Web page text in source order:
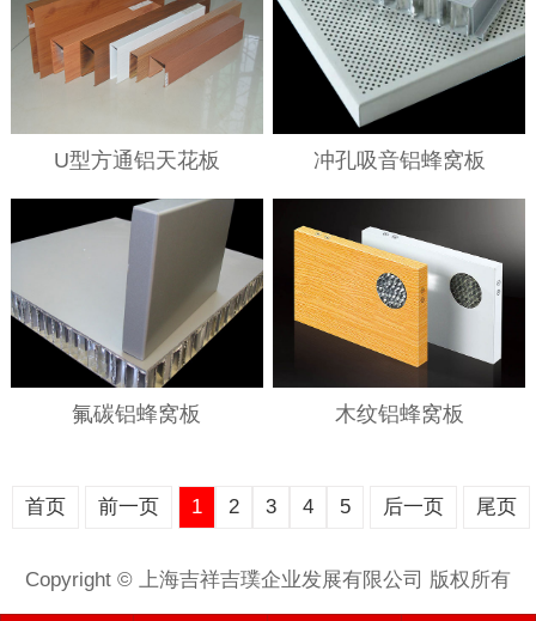
U型方通铝天花板 冲孔吸音铝蜂窝板
氟碳铝蜂窝板 木纹铝蜂窝板
首页 前一页 1 2 3 4 5 后一页 尾页
Copyright © 上海吉祥吉璞企业发展有限公司 版权所有